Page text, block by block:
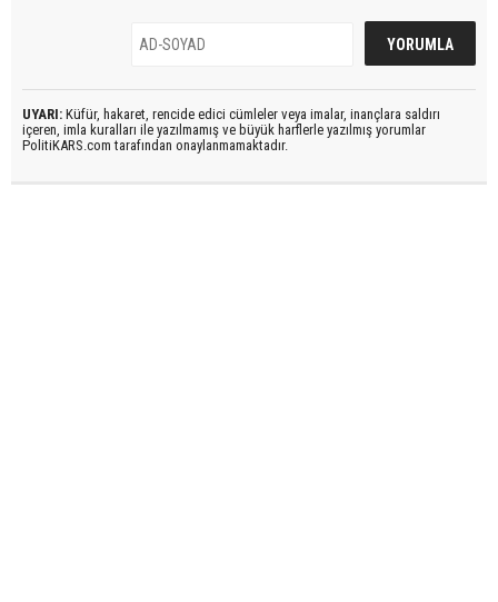
UYARI: Küfür, hakaret, rencide edici cümleler veya imalar, inançlara saldırı
içeren, imla kuralları ile yazılmamış ve büyük harflerle yazılmış yorumlar
PolitiKARS.com tarafından onaylanmamaktadır.